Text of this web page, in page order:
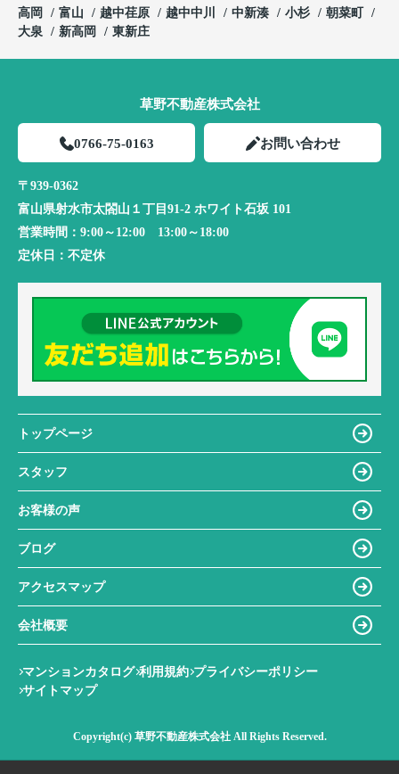
高岡
富山 越中荏原 越中中川 中新湊 小杉
朝菜町
大泉
新高岡 東新庄
草野不動産株式会社
0766-75-0163 お問い合わせ
〒939-0362
富山県射水市太閤山１丁目91-2 ホワイト石坂 101
営業時間： 9:00～12:00 13:00～18:00
定休日： 不定休
トップページ
スタッフ
お客様の声
ブログ
アクセスマップ
会社概要
マンションカタログ 利用規約 プライバシーポリシー
サイトマップ
Copyright(c) 草野不動産株式会社 All Rights Reserved.